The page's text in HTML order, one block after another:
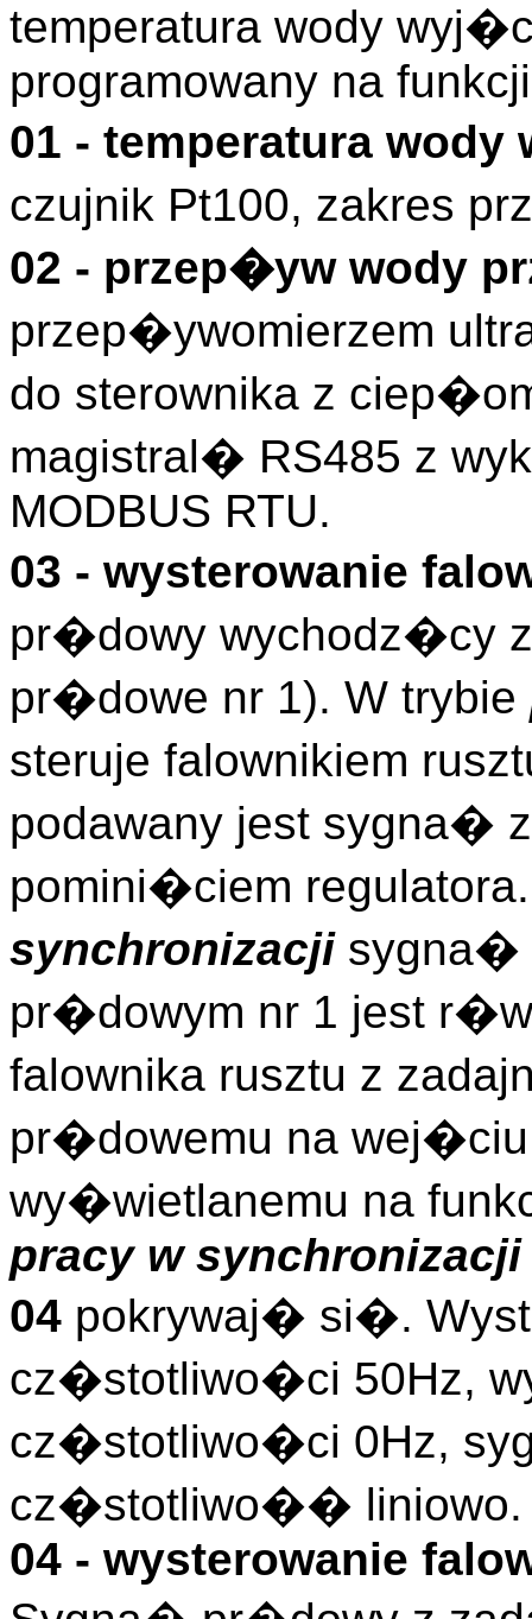
temperatura wody
programowany na
01 - temperatura
czujnik Pt100, zakres
02 - przep�yw wody
przep�ywomierzem
do sterownika z
magistral� RS485 z
MODBUS RTU.
03 - wysterowanie
pr�dowy wychodz�cy
pr�dowe nr 1). W trybie
steruje falownikiem
podawany jest sygna�
pomini�ciem
synchronizacjisygna�
pr�dowym nr 1 jest
falownika rusztu z
pr�dowemu na wej�ciu
wy�wietlanemu na
pracy w synchronizacji
04 pokrywaj� si�.
cz�stotliwo�ci 50Hz,
cz�stotliwo�ci 0Hz,
cz�stotliwo�� liniowo.
04 - wysterowanie